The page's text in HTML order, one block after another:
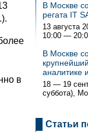
в
В Москве
регата IT
13 августа
10:00 —
В Москве
аналитике
18 — 19
суббота),
Статьи